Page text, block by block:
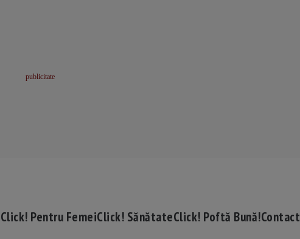
Click! Pentru FemeiClick! SănătateClick! Poftă Bună!Contact